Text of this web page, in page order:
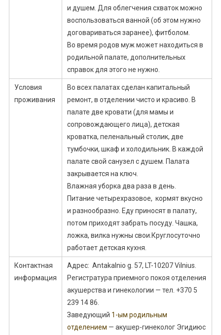
и душем. Для облегчения схваток можно
воспользоваться ванной (об этом нужно
договариваться заранее), фитболом.
Во время родов муж может находиться в
родильной палате, дополнительных
справок для этого не нужно.
Условия
проживания
Во всех палатах сделан капитальный
ремонт, в отделении чисто и красиво. В
палате две кровати (для мамы и
сопровождающего лица), детская
кроватка, пеленальный столик, две
тумбочки, шкаф и холодильник. В каждой
палате свой санузел с душем. Палата
закрывается на ключ.
Влажная уборка два раза в день.
Питание четырехразовое, кормят вкусно
и разнообразно. Еду приносят в палату,
потом приходят забрать посуду. Чашка,
ложка, вилка нужны свои.Круглосуточно
работает детская кухня.
Контактная
информация
Адрес: Antakalnio g. 57, LT-10207 Vilnius.
Регистратура приемного покоя отделения
акушерства и гинекологии — тел. +370 5
239 14 86.
Заведующий 1-ым родильным
отделением — акушер-гинеколог Эгидиюс